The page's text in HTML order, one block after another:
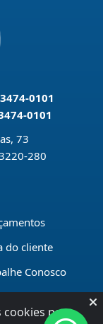
0101
0101
73
280
do cliente
Conosco
de privacidade
cookies para